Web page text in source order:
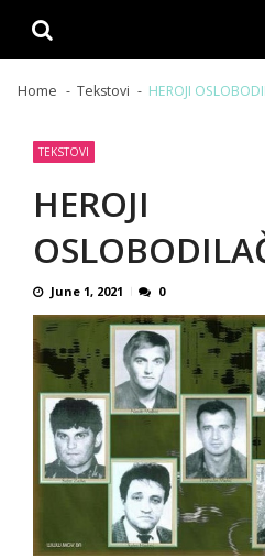
Home Tekstovi HEROJI
TEKSTOVI
HEROJI
June 1, 2021 0